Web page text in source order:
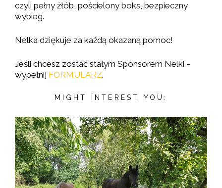
czyli pełny żłób, pościelony boks, bezpieczny
wybieg.
Nelka dziękuje za każdą okazaną pomoc!
Jeśli chcesz zostać stałym Sponsorem Nelki –
wypełnij FORMULARZ.
MIGHT INTEREST YOU: